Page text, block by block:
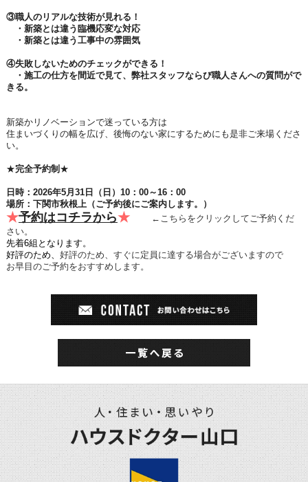
③職人のリアルな技術が見れる！
・新築とは違う臨機応変な対応
・新築とは違う工事中の雰囲気
④失敗しないためのチェックができる！
・施工の仕方を間近で見て、弊社スタッフならび職人さんへの質問がで
きる。
新築かリノベーションで迷っている方は
住まいづくりの幅を広げ、後悔のない家にするためにも是非ご来場くださ
い。
★完全予約制 ★
日時：2026年5月31日（日）10：00～16：00
場所：下関市秋根上（ご予約後にご案内します。）
★予約はコチラから★
←こちらをクリックしてご予約くだ
さい。
先着6組となります。
好評のため、 好評のため、すぐに定員に達する場合がございますので
お早目のご予約をおすすめします。